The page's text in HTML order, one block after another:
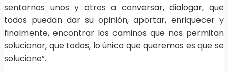
sentarnos unos y otros a conversar, dialogar, que
todos puedan dar su opinión, aportar, enriquecer y
finalmente, encontrar los caminos que nos permitan
solucionar, que todos, lo único que queremos es que se
solucione”.